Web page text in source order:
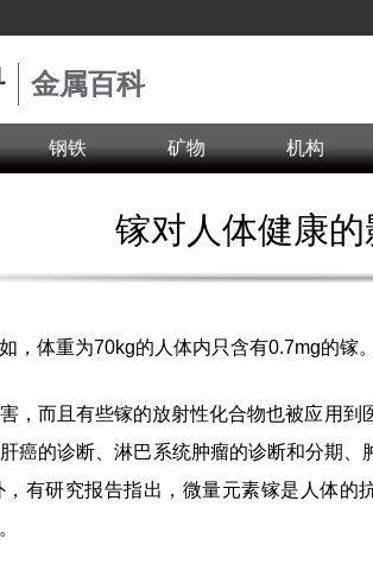
金属百科
钢铁 矿物 机构
镓对人体健康的
，体重为70kg的人体内只含有0.7mg的镓
，而且有些镓的放射性化合物也被应用到
癌的诊断、淋巴系统肿瘤的诊断和分期、
有研究报告指出，微量元素镓是人体的